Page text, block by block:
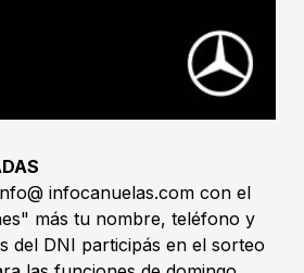
infocanuelas.com con el
más tu nombre, teléfono y
del DNI participás en el sorteo